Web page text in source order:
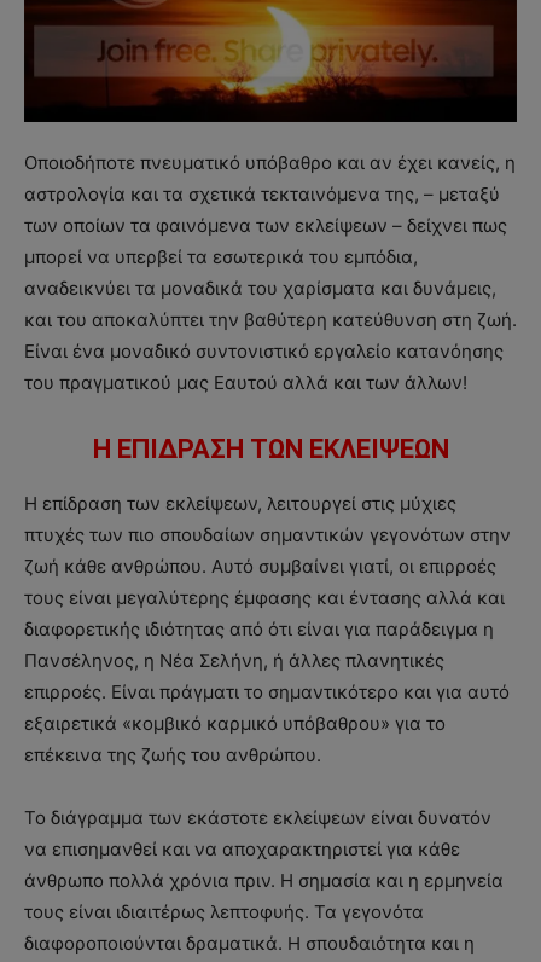
Οποιοδήποτε πνευματικό υπόβαθρο και αν έχει κανείς, η
αστρολογία και τα σχετικά τεκταινόμενα της, – μεταξύ
των οποίων τα φαινόμενα των εκλείψεων – δείχνει πως
μπορεί να υπερβεί τα εσωτερικά του εμπόδια,
αναδεικνύει τα μοναδικά του χαρίσματα και δυνάμεις,
και του αποκαλύπτει την βαθύτερη κατεύθυνση στη ζωή.
Είναι ένα μοναδικό συντονιστικό εργαλείο κατανόησης
του πραγματικού μας Εαυτού αλλά και των άλλων!
H ΕΠΙΔΡΑΣΗ ΤΩΝ ΕΚΛΕΙΨΕΩΝ
Η επίδραση των εκλείψεων, λειτουργεί στις μύχιες
πτυχές των πιο σπουδαίων σημαντικών γεγονότων στην
ζωή κάθε ανθρώπου. Αυτό συμβαίνει γιατί, οι επιρροές
τους είναι μεγαλύτερης έμφασης και έντασης αλλά και
διαφορετικής ιδιότητας από ότι είναι για παράδειγμα η
Πανσέληνος, η Νέα Σελήνη, ή άλλες πλανητικές
επιρροές. Είναι πράγματι το σημαντικότερο και για αυτό
εξαιρετικά «κομβικό καρμικό υπόβαθρου» για το
επέκεινα της ζωής του ανθρώπου.
Το διάγραμμα των εκάστοτε εκλείψεων είναι δυνατόν
να επισημανθεί και να αποχαρακτηριστεί για κάθε
άνθρωπο πολλά χρόνια πριν. Η σημασία και η ερμηνεία
τους είναι ιδιαιτέρως λεπτοφυής. Τα γεγονότα
διαφοροποιούνται δραματικά. Η σπουδαιότητα και η